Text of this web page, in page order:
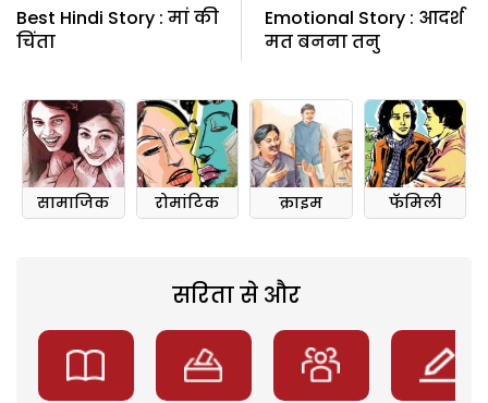
Best Hindi Story : मां की
चिंता
Emotional Story : आदर्श
मत बनना तनु
सामाजिक रोमांटिक क्राइम फॅमिली
सरिता से और